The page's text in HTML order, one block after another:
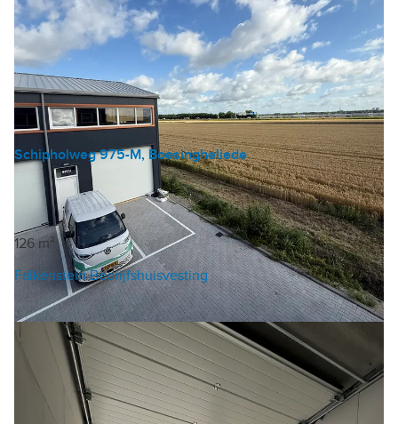
Schipholweg 975-M, Boesingheliede
Bedrijfshal
€ 295.000 v.o.n.
€ 157 /m²/jaar
126 m²
Falkenstein Bedrijfshuisvesting